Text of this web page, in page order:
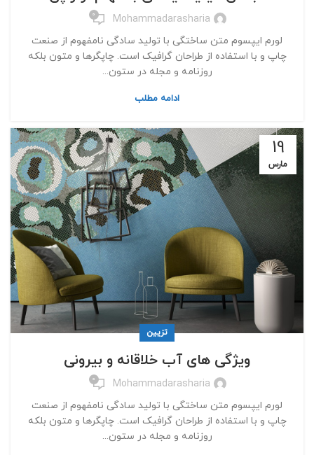
Mohammadarasharia
0
لورم ایپسوم متن ساختگی با تولید سادگی نامفهوم از صنعت
چاپ و با استفاده از طراحان گرافیک است. چاپگرها و متون بلکه
روزنامه و مجله در ستون...
ادامه مطلب
19
مارس
تزیین
ویژگی های آب خلاقانه و بیرونی
Mohammadarasharia
0
لورم ایپسوم متن ساختگی با تولید سادگی نامفهوم از صنعت
چاپ و با استفاده از طراحان گرافیک است. چاپگرها و متون بلکه
روزنامه و مجله در ستون...